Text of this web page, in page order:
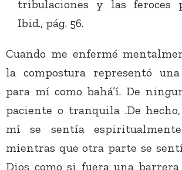
tribulaciones y las feroces
Ibid., pág. 56.
Cuando me enfermé
la compostura representó
para mí como bahá’í. De
paciente o tranquila .De
mí se sentía espiritualmente
mientras que otra parte se
Dios como si fuera una